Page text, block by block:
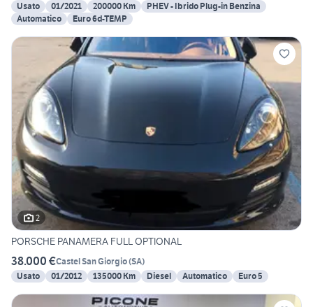
Usato
01/2021 200000 Km
PHEV - Ibrido Plug-in Benzina
Automatico
Euro 6d-TEMP
2
PORSCHE PANAMERA FULL OPTIONAL
38.000 €Castel San Giorgio(SA)
Usato
01/2012 135000 Km Diesel Automatico Euro 5